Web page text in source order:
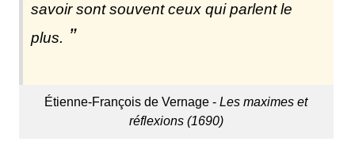
savoir sont souvent ceux qui parlent le
plus.
Étienne-François de Vernage -Les maximes et
réflexions (1690)